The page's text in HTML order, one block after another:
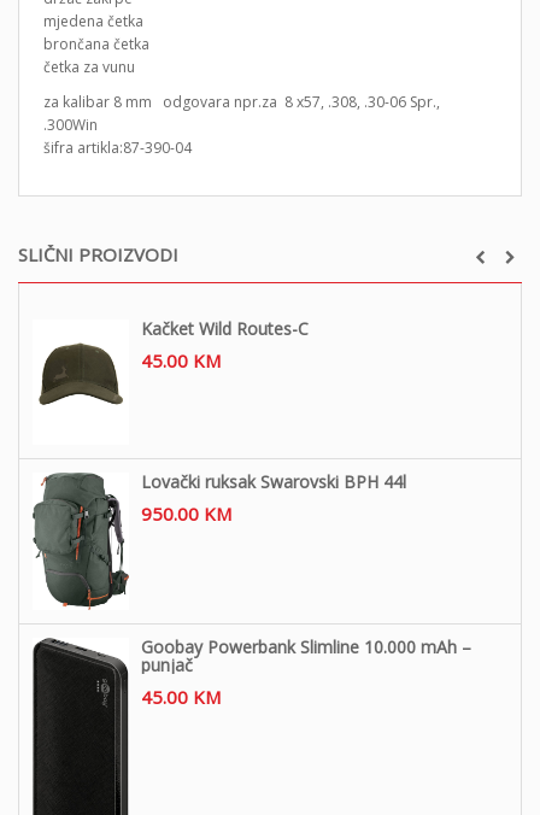
SLIČNI PROIZVODI
Kačket Wild Routes-C
45.00 KM
Lovački ruksak Swarovski BPH 44l
950.00 KM
Goobay Powerbank Slimline 10.000 mAh –
punjač
45.00 KM
mjedena četka
brončana četka
četka za vunu
za kalibar 8 mm odgovara npr.za 8 x57, .308, .30-06 Spr.,
.300Win
šifra artikla:87-390-04